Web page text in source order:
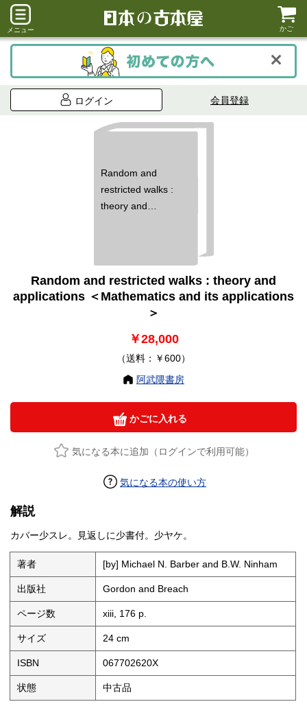
メニュー かご
ログイン 会員登録
Random and
restricted walks :
theory and
Random and restricted walks : theory and
applications ＜Mathematics and its applications
＞
￥28,000
（送料：￥600）
阿武隈書房
かごに入れる
気になる本に追加（ログインで利用可能）
気になる本の使い方
解説
カバー少スレ。見返しに少書付。少ヤケ。
著者 [by] Michael N. Barber and B.W. Ninham
出版社 Gordon and Breach
ページ数 xiii, 176 p.
サイズ 24 cm
ISBN 067702620X
状態 中古品